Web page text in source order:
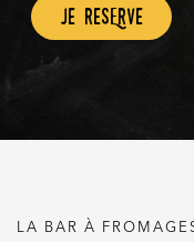
Je resErve
LA BAR À